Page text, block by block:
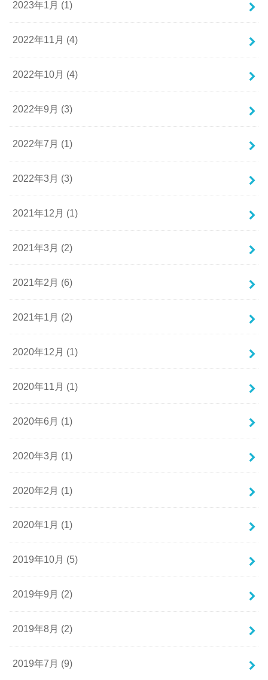
2023年1月 (1)
2022年11月 (4)
2022年10月 (4)
2022年9月 (3)
2022年7月 (1)
2022年3月 (3)
2021年12月 (1)
2021年3月 (2)
2021年2月 (6)
2021年1月 (2)
2020年12月 (1)
2020年11月 (1)
2020年6月 (1)
2020年3月 (1)
2020年2月 (1)
2020年1月 (1)
2019年10月 (5)
2019年9月 (2)
2019年8月 (2)
2019年7月 (9)